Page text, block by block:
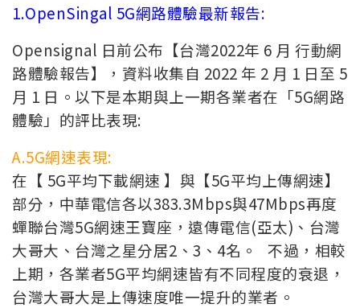
1.OpenSingal 5G網路體驗最新報告:
Opensignal 日前公布【台灣2022年 6 月 行動網
路體驗報告】，資料收集自 2022 年 2 月 1 日至 5
月 1 日。以下是本期與上一期各業者在「5G網路
體驗」的評比表現:
A.5G網速表現:
在【 5G平均下載網速 】與【5G平均上傳網速】
部分，中華電信各以383.3Mbps與47Mbps再度
蟬聯台灣5G網速王寶座，遠傳電信(亞太)、台灣
大哥大、台灣之星分居2、3、4名。 不過，相較
上期，各業者5G平均網速皆有不同程度的衰退，
台灣大哥大是上傳速度唯一提升的業者。